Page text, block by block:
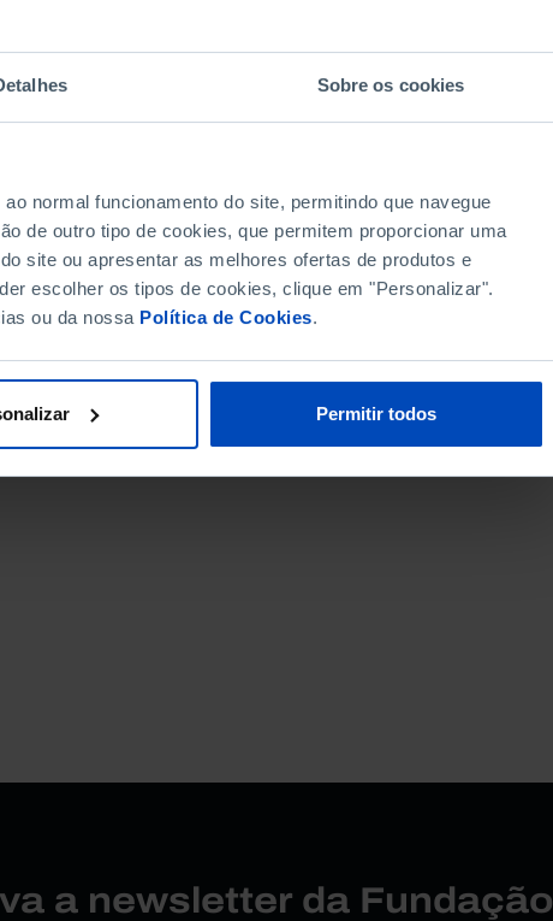
Sobre os cookies
normal funcionamento do site, permitindo que navegue
de outro tipo de cookies, que permitem proporcionar uma
site ou apresentar as melhores ofertas de produtos e
escolher os tipos de cookies, clique em "Personalizar".
ou da nossa Política de Cookies.
Permitir todos
a newsletter da Fundação